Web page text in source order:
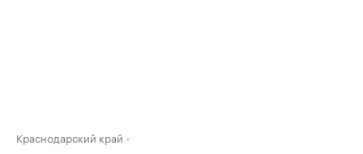
Краснодарский край